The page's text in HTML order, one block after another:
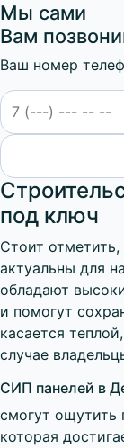
Мы сами
Вам
Ваш номер
под ключ
Стоит
актуальны для
обладают
и помогут
касается
случае
СИП панелей в
смогут ощутить
которая